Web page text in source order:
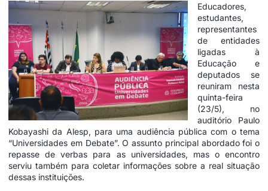
Educadores,
estudantes,
representantes
de entidades
ligadas à
Educação e
deputados se
reuniram nesta
quinta-feira
(23/5), no
auditório Paulo
Kobayashi da Alesp, para uma audiência pública com o tema
“Universidades em Debate”. O assunto principal abordado foi o
repasse de verbas para as universidades, mas o encontro
serviu também para coletar informações sobre a real situação
dessas instituições.